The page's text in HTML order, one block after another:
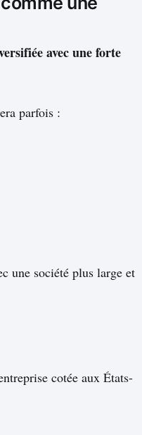
avec une forte
parfois :
une société plus large et
cotée aux États-